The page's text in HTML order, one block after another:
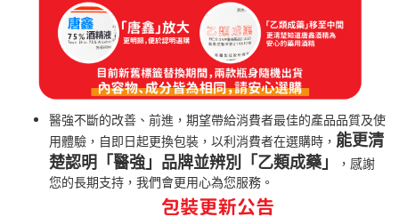
醫強不斷的改善、前進，期望帶給消費者最佳的產品品質及使
用體驗，自即日起更換包裝，以利消費者在選購時， 能更清
楚認明「醫強」品牌並辨別「乙類成藥」
，感謝
您的長期支持，我們會更用心為您服務。